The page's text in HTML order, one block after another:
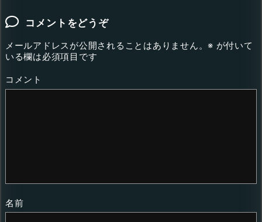
コメントをどうぞ
メールアドレスが公開されることはありません。 ※ が付いて
いる欄は必須項目です
コメント
名前